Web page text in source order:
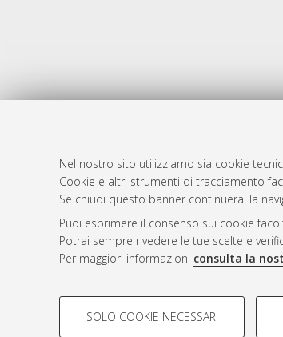
Nel nostro sito utilizziamo sia cookie
Cookie e altri strumenti di tracciamento
Se chiudi questo banner continuerai la
Puoi esprimere il consenso sui cookie
Potrai sempre rivedere le tue scelte e
Per maggiori informazioni consulta la
COOKIE DI PROFILAZIONE -
SOLO COOKIE NECESSARI
Atom
Rss 1.0
Rss 2.0
© ALMA MATER